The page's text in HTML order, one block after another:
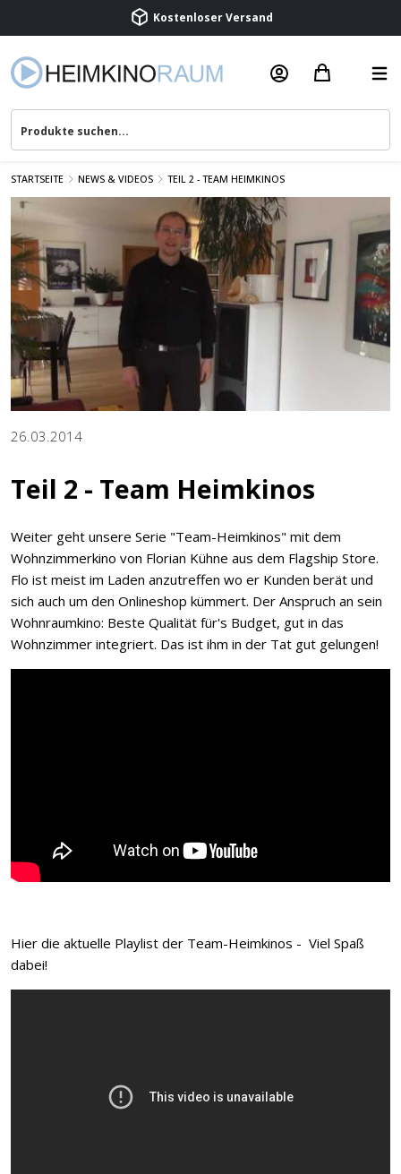
Beratung & Service
STARTSEITE NEWS & VIDEOS TEIL 2 - TEAM HEIMKINOS
26.03.2014
Teil 2 - Team Heimkinos
Weiter geht unsere Serie "Team-Heimkinos" mit dem
Wohnzimmerkino von Florian Kühne aus dem Flagship Store.
Flo ist meist im Laden anzutreffen wo er Kunden berät und
sich auch um den Onlineshop kümmert. Der Anspruch an sein
Wohnraumkino: Beste Qualität für's Budget, gut in das
Wohnzimmer integriert. Das ist ihm in der Tat gut gelungen!
Hier die aktuelle Playlist der Team-Heimkinos - Viel Spaß
dabei!